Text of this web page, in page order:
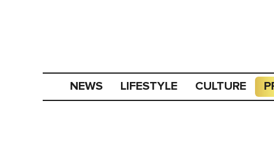
NEWS LIFESTYLE CULTURE